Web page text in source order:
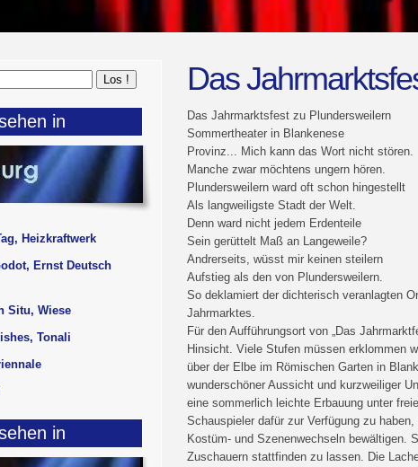
Das
Das Jahrmarktsfest zu Plundersweilern
Sommertheater in Blankenese
Provinz... Mich kann das Wort nicht stören.
Manche zwar möchtens ungern hören.
Plundersweilern ward oft schon hingestellt
Als langweiligste Stadt der Welt.
Denn ward nicht jedem Erdenteile
Sein gerüttelt Maß an Langeweile?
Andrerseits, wüsst mir keinen steilern
Aufstieg als den von Plundersweilern.
So deklamiert der dichterisch veranlagten
Jahrmarktes.
Für den Aufführungsort von „Das
Hinsicht. Viele Stufen müssen erklommen
über der Elbe im Römischen Garten in
wunderschöner Aussicht und kurzweiliger
eine sommerlich leichte Erbauung unter
Schauspieler dafür zur Verfügung zu
Kostüm- und Szenenwechseln bewältigen.
Zuschauern stattfinden zu lassen. Die
in
Heizkraftwerk
Ernst Deutsch
Situ, Wiese
Tonali
in